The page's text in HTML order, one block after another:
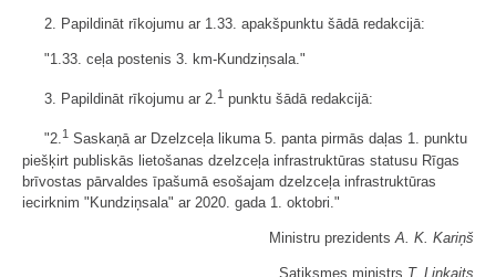
2. Papildināt rīkojumu ar 1.33. apakšpunktu šādā redakcijā:
"1.33. ceļa postenis 3. km-Kundziņsala."
3. Papildināt rīkojumu ar 2.1 punktu šādā redakcijā:
"2.1 Saskaņā ar Dzelzceļa likuma 5. panta pirmās daļas 1. punktu
piešķirt publiskās lietošanas dzelzceļa infrastruktūras statusu Rīgas
brīvostas pārvaldes īpašumā esošajam dzelzceļa infrastruktūras
iecirknim "Kundziņsala" ar 2020. gada 1. oktobri."
Ministru prezidents A. K. Kariņš
Satiksmes ministrs T. Linkaits